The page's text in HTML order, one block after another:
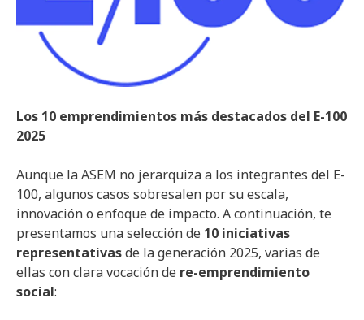
Los 10 emprendimientos más destacados del E-100
2025
Aunque la ASEM no jerarquiza a los integrantes del E-
100, algunos casos sobresalen por su escala,
innovación o enfoque de impacto. A continuación, te
presentamos una selección de 10 iniciativas
representativasde la generación 2025, varias de
ellas con clara vocación de re-emprendimiento
social: